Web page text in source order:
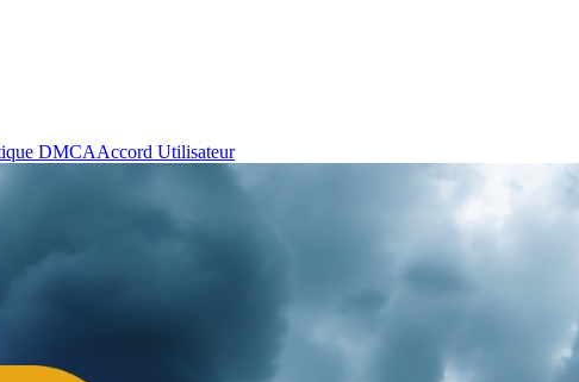
DMCAAccord Utilisateur